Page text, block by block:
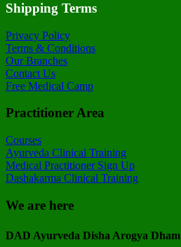
Shipping Terms
Privacy Policy
Terms & Conditions
Our Branches
Contact Us
Free Medical Camp
Practitioner Area
Courses
Ayurveda Clinical Training
Medical Practitioner Sign Up
Dashakarma Clinical Training
We are here
DAD Ayurveda Disha Arogya Dham